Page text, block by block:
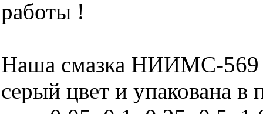
работы !
Наша смазка НИИМС-569
серый цвет и упакована в